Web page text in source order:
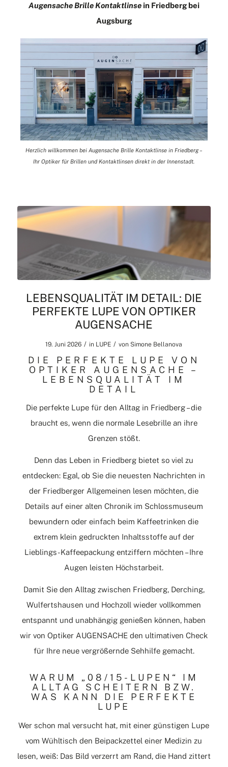
Augensache Brille Kontaktlinsein Friedberg bei
Augsburg
Herzlich willkommen bei Augensache Brille Kontaktlinse in Friedberg –
Ihr Optiker für Brillen und Kontaktlinsen direkt in der Innenstadt.
LEBENSQUALITÄT IM DETAIL: DIE
PERFEKTE LUPE VON OPTIKER
AUGENSACHE
19. Juni 2026 / in LUPE / von Simone Bellanova
DIE PERFEKTE LUPE VON
OPTIKER AUGENSACHE –
LEBENSQUALITÄT IM
DETAIL
Die perfekte Lupe für den Alltag in Friedberg – die
braucht es, wenn die normale Lesebrille an ihre
Grenzen stößt.
Denn das Leben in Friedberg bietet so viel zu
entdecken: Egal, ob Sie die neuesten Nachrichten in
der Friedberger Allgemeinen lesen möchten, die
Details auf einer alten Chronik im Schlossmuseum
bewundern oder einfach beim Kaffeetrinken die
extrem klein gedruckten Inhaltsstoffe auf der
Lieblings-Kaffeepackung entziffern möchten – Ihre
Augen leisten Höchstarbeit.
Damit Sie den Alltag zwischen Friedberg, Derching,
Wulfertshausen und Hochzoll wieder vollkommen
entspannt und unabhängig genießen können, haben
wir von Optiker AUGENSACHE den ultimativen Check
für Ihre neue vergrößernde Sehhilfe gemacht.
WARUM „08/15-LUPEN“ IM
ALLTAG SCHEITERN BZW.
WAS KANN DIE PERFEKTE
LUPE
Wer schon mal versucht hat, mit einer günstigen Lupe
vom Wühltisch den Beipackzettel einer Medizin zu
lesen, weiß: Das Bild verzerrt am Rand, die Hand zittert